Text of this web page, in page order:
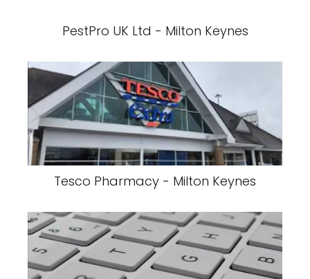
PestPro UK Ltd - Milton Keynes
Tesco Pharmacy - Milton Keynes